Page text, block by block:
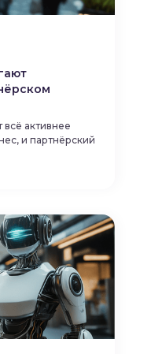
всё активнее
и партнёрский
Нейросети для
не
и